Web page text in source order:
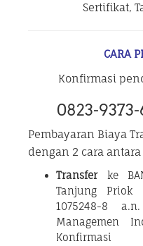
Sertifikat,
CARA
Konfirmasi
0823-
Pembayaran Biaya
dengan 2 cara
Transferke
Tanjung Priok
1075248-8
Managemen
Konfirmasi